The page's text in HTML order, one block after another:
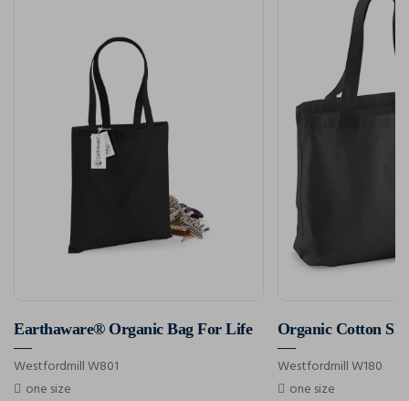
Earthaware® Organic Bag For Life
Westfordmill W801
one size
Organic Cotton
Westfordmill W180
one size